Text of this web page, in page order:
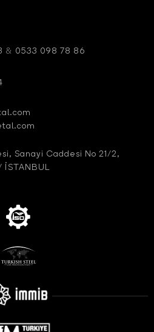
& 0533 098 78 86
Sanayi Caddesi No 21/2,
İSTANBUL